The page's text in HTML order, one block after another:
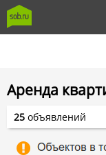
Аренда
25 объявлений